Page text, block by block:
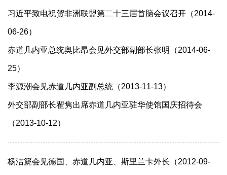
习近平致电祝贺非洲联盟第二十三届首脑会议召开（2014-
06-26）
赤道几内亚总统奥比昂会见外交部副部长张明（2014-06-
25）
李源潮会见赤道几内亚副总统（2013-11-13）
外交部副部长翟隽出席赤道几内亚驻华使馆国庆招待会
（2013-10-12）
杨洁篪会见德国、赤道几内亚、斯里兰卡外长（2012-09-